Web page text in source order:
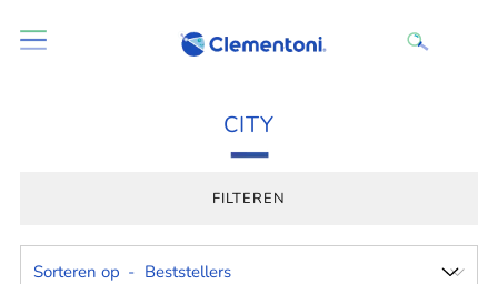
CITY
FILTEREN
Sorteren op